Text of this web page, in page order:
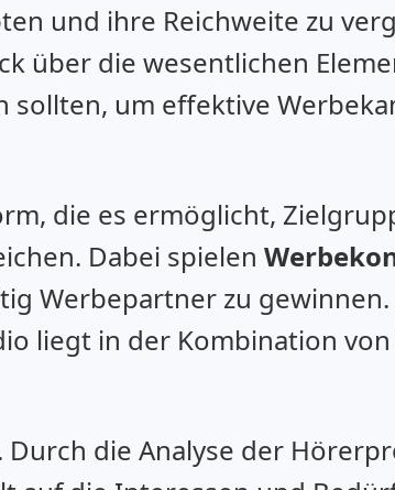
und ihre Reichweite zu
über die wesentlichen
um effektive
die es ermöglicht,
Dabei spielen
Werbepartner zu
liegt in der Kombination
Durch die Analyse der